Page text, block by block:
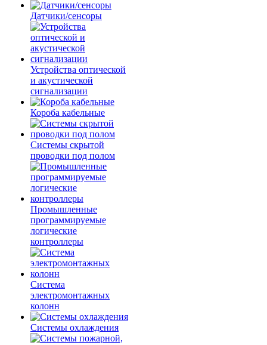
Датчики/сенсоры
Устройства оптической
и акустической
сигнализации
Короба кабельные
Системы скрытой
проводки под полом
Промышленные
программируемые
логические
контроллеры
Система
электромонтажных
колонн
Системы охлаждения